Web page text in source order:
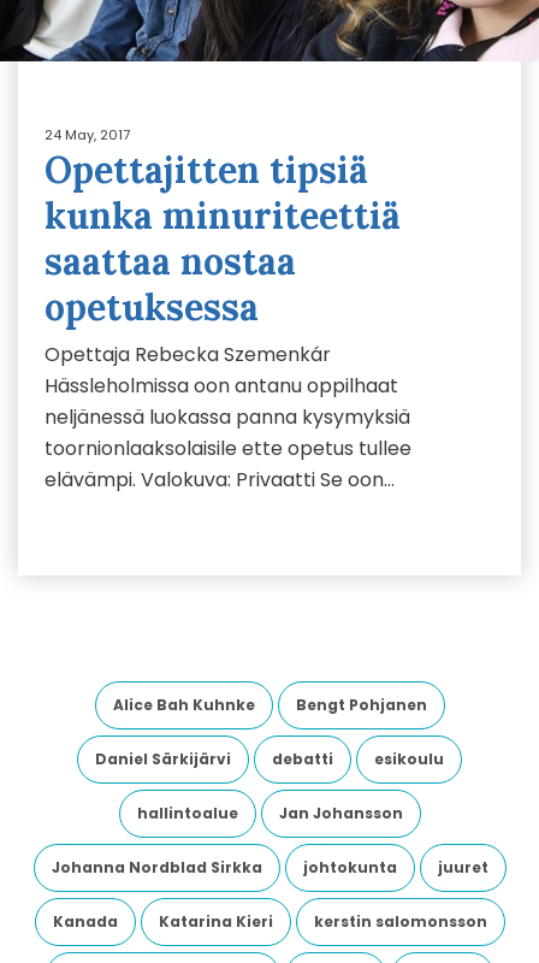
24 May, 2017
Opettajitten tipsiä
kunka minuriteettiä
saattaa nostaa
opetuksessa
Opettaja Rebecka Szemenkár
Hässleholmissa oon antanu oppilhaat
neljänessä luokassa panna kysymyksiä
toornionlaaksolaisile ette opetus tullee
elävämpi. Valokuva: Privaatti Se oon…
Alice Bah Kuhnke Bengt Pohjanen
Daniel Särkijärvi debatti esikoulu
hallintoalue Jan Johansson
Johanna Nordblad Sirkka johtokunta juuret
Kanada Katarina Kieri kerstin salomonsson